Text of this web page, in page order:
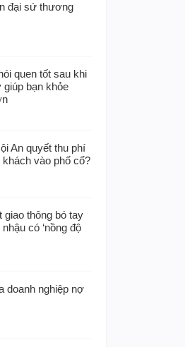
đại sứ thương
quen tốt sau khi
giúp bạn khỏe
An quyết thu phí
khách vào phố cổ?
giao thông bó tay
có ‘nồng độ
doanh nghiệp nợ